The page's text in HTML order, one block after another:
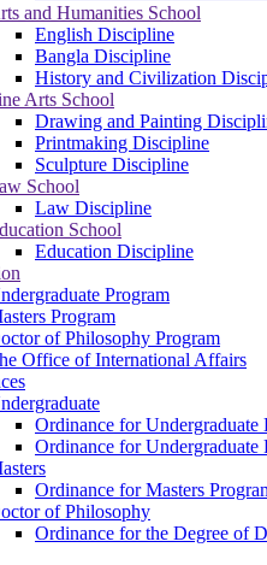
and Humanities School
English Discipline
Bangla Discipline
History and Civilization
Arts School
Drawing and Painting
Printmaking Discipline
Sculpture Discipline
School
Law Discipline
School
Education Discipline
Program
Program
of Philosophy Program
Office of International Affairs
Ordinance for
Ordinance for Undergraduate
Ordinance for Masters
of Philosophy
Ordinance for the Degree of